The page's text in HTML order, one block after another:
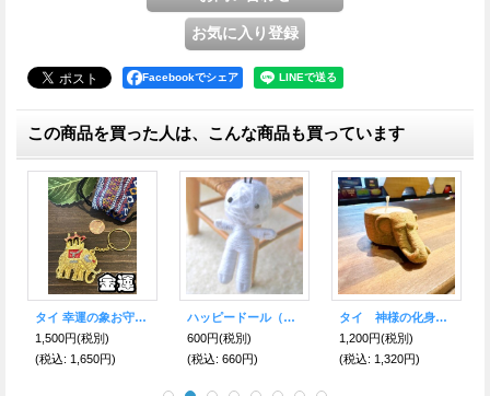
Facebookでシェア
この商品を買った人は、こんな商品も買っています
道路の悪魔を封じ込め、様々な災難から身を守る★バイカーベル キーリング グアダルーペの聖母マリアS
3,300円(税別)
(税込: 3,630円)
魔除けと幸運 ハムサ お守りリング8号
1,500円(税別)
(税込: 1,650円)
厄除け☆ナザールボンジュウ★トルコビーズ ブレスレット A
1,900円(税別)
(税込: 2,090円)